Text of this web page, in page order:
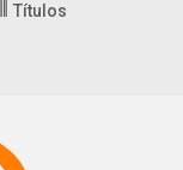
Títulos